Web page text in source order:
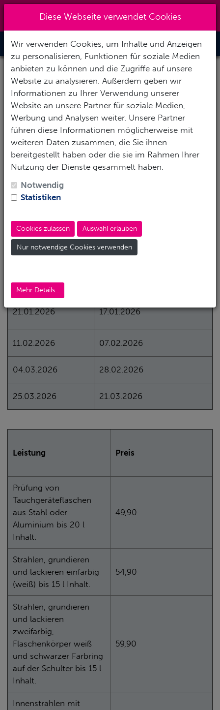
info@abenteuertauchen.de
Toggle
Pressluftflaschen Prüfung
Flaschenprüfung Preis zuzüglich Füllung
Tauchflaschen müssen auch geprüft werden.
An den
Flaschen muss nichts abgebaut werden, die Flaschen
sollten leer sein. Doppelgeräte müssen zerlegt sein
.Die Prüfung dauert drei Wochen, dann sind die
Nachfrage, nehmen wir uns auf Grund zu hoher
Kosten das Recht vor die Flaschenprüfung um 3
diesem Fall kontaktiert und können die Flaschen zu
den Öffnungszeiten erneut abholen.
21.01.2026 17.01.2026
11.02.2026 07.02.2026
04.03.2026 28.02.2026
25.03.2026 21.03.2026
Leistung Preis
Prüfung von
Tauchgeräteflaschen
aus Stahl oder
Aluminium bis 20 l
Inhalt.
49,90
Strahlen, grundieren
und lackieren einfarbig
(weiß) bis 15 l Inhalt.
54,90
Strahlen, grundieren
und lackieren
zweifarbig,
Flaschenkörper weiß
und schwarzer Farbring
auf der Schulter bis 15 l
Inhalt.
59,90
Innenstrahlen mit
Diese Webseite verwendet Cookies
Wir verwenden Cookies, um Inhalte und Anzeigen
zu personalisieren, Funktionen für soziale Medien
anbieten zu können und die Zugriffe auf unsere
Website zu analysieren. Außerdem geben wir
Informationen zu Ihrer Verwendung unserer
Website an unsere Partner für soziale Medien,
Werbung und Analysen weiter. Unsere Partner
führen diese Informationen möglicherweise mit
weiteren Daten zusammen, die Sie ihnen
bereitgestellt haben oder die sie im Rahmen Ihrer
Nutzung der Dienste gesammelt haben.
Notwendig
Statistiken
Cookies zulassen Auswahl erlauben
Nur notwendige Cookies verwenden
Mehr Details...